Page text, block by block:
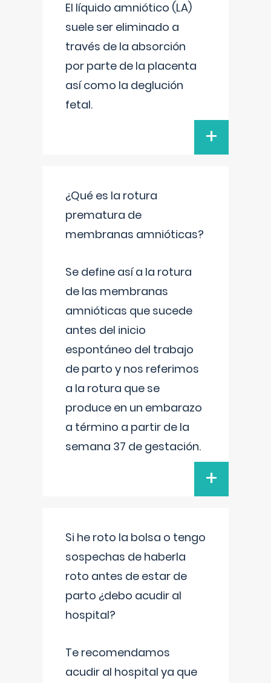
El líquido amniótico (LA)
suele ser eliminado a
través de la absorción
por parte de la placenta
así como la deglución
fetal.
+
¿Qué es la rotura
prematura de
membranas amnióticas?
Se define así a la rotura
de las membranas
amnióticas que sucede
antes del inicio
espontáneo del trabajo
de parto y nos referimos
a la rotura que se
produce en un embarazo
a término a partir de la
semana 37 de gestación.
+
Si he roto la bolsa o tengo
sospechas de haberla
roto antes de estar de
parto ¿debo acudir al
hospital?
Te recomendamos
acudir al hospital ya que